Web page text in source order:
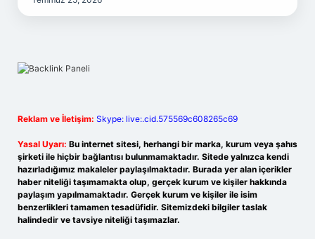
Reklam ve İletişim: Skype: live:.cid.575569c608265c69
Yasal Uyarı: Bu internet sitesi, herhangi bir marka, kurum veya şahıs
şirketi ile hiçbir bağlantısı bulunmamaktadır. Sitede yalnızca kendi
hazırladığımız makaleler paylaşılmaktadır. Burada yer alan içerikler
haber niteliği taşımamakta olup, gerçek kurum ve kişiler hakkında
paylaşım yapılmamaktadır. Gerçek kurum ve kişiler ile isim
benzerlikleri tamamen tesadüfidir. Sitemizdeki bilgiler taslak
halindedir ve tavsiye niteliği taşımazlar.